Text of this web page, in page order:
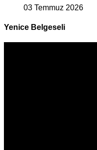
03 Temmuz 2026
Yenice Belgeseli